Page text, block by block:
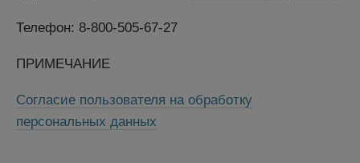
Телефон: 8-800-505-67-27
ПРИМЕЧАНИЕ
Согласие пользователя на обработку
персональных данных